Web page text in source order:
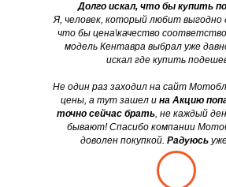
Долго искал, что бы купить
Я, человек, который любит выгодно
что бы цена\качество
модель Кентавра выбрал уже
искал где купить
Не один раз заходил на сайт
цены, а тут зашел и на Акцию
точно сейчас брать, не каждый
бывают! Спасибо компании
доволен покупкой. Радуюсь